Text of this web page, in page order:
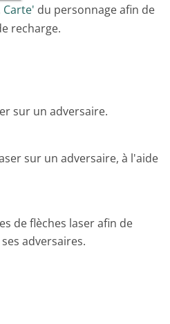
Carte' du personnage afin de
recharge.
sur un adversaire.
sur un adversaire, à l'aide
de flèches laser afin de
adversaires.